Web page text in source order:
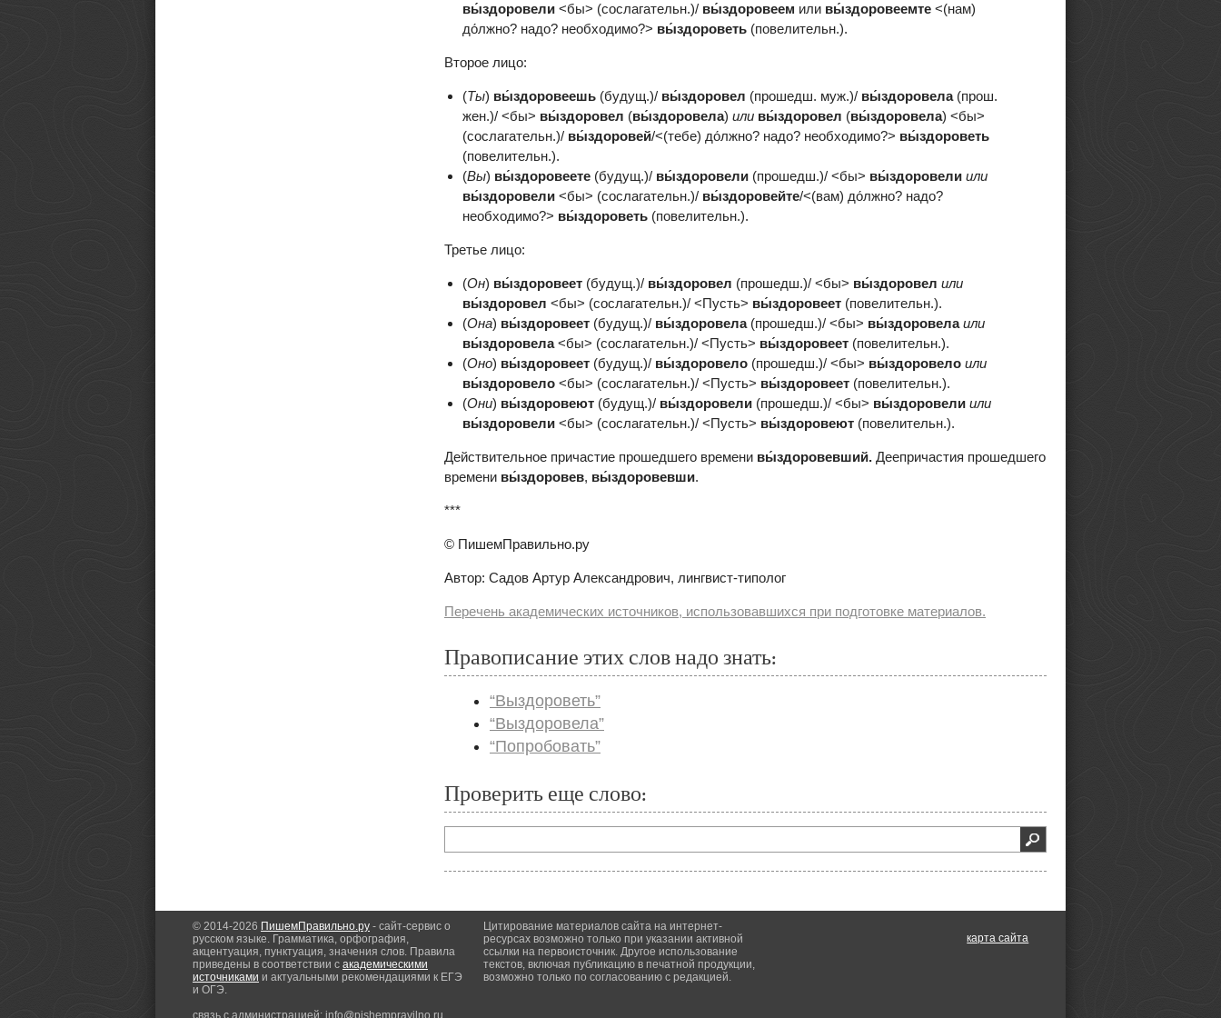
вы́здоровели <бы> (сослагательн.)/ вы́здоровеем или вы́здоровеемте <(нам)
до́лжно? надо? необходимо?> вы́здороветь (повелительн.).
Второе лицо:
(Ты) вы́здоровеешь (будущ.)/ вы́здоровел (прошедш. муж.)/ вы́здоровела(прош.
жен.)/ <бы> вы́здоровел (вы́здоровела) или вы́здоровел (вы́здоровела) <бы>
(сослагательн.)/ вы́здоровей/<(тебе) до́лжно? надо? необходимо?> вы́здороветь
(повелительн.).
(Вы) вы́здоровеете (будущ.)/ вы́здоровели (прошедш.)/ <бы> вы́здоровели или
вы́здоровели <бы> (сослагательн.)/ вы́здоровейте/<(вам) до́лжно? надо?
необходимо?> вы́здороветь (повелительн.).
Третье лицо:
(Он) вы́здоровеет (будущ.)/ вы́здоровел (прошедш.)/ <бы> вы́здоровел или
вы́здоровел <бы> (сослагательн.)/ <Пусть> вы́здоровеет (повелительн.).
(Она) вы́здоровеет (будущ.)/ вы́здоровела(прошедш.)/ <бы> вы́здоровелаили
вы́здоровела<бы> (сослагательн.)/ <Пусть> вы́здоровеет (повелительн.).
(Оно) вы́здоровеет (будущ.)/ вы́здоровело (прошедш.)/ <бы> вы́здоровело или
вы́здоровело <бы> (сослагательн.)/ <Пусть> вы́здоровеет (повелительн.).
(Они) вы́здоровеют (будущ.)/ вы́здоровели (прошедш.)/ <бы> вы́здоровели или
вы́здоровели <бы> (сослагательн.)/ <Пусть> вы́здоровеют (повелительн.).
Действительное причастие прошедшего времени вы́здоровевший. Деепричастия прошедшего
времени вы́здоровев, вы́здоровевши.
***
© ПишемПравильно.ру
Автор: Садов Артур Александрович, лингвист-типолог
Перечень академических источников, использовавшихся при подготовке материалов.
Правописание этих слов надо знать:
“Выздороветь”
“Выздоровела”
“Попробовать”
Проверить еще слово:
© 2014-2026 ПишемПравильно.ру - сайт-сервис о
русском языке. Грамматика, орфография,
акцентуация, пунктуация, значения слов. Правила
приведены в соответствии с академическими
источниками и актуальными рекомендациями к ЕГЭ
и ОГЭ.
Цитирование материалов сайта на интернет-
ресурсах возможно только при указании активной
ссылки на первоисточник. Другое использование
текстов, включая публикацию в печатной продукции,
возможно только по согласованию с редакцией.
карта сайта